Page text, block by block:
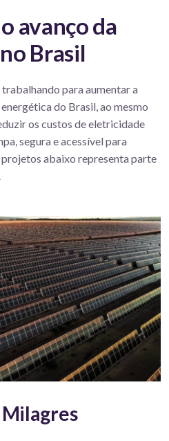
avanço da
Brasil
para aumentar a
do Brasil, ao mesmo
os custos de eletricidade
segura e acessível para
projetos abaixo representa parte